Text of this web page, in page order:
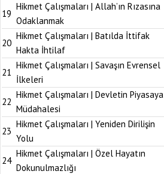
19
Hikmet Çalışmaları | Allah’ın Rızasına
Odaklanmak
20
Hikmet Çalışmaları | Batılda İttifak
Hakta İhtilaf
21
Hikmet Çalışmaları | Savaşın Evrensel
İlkeleri
22
Hikmet Çalışmaları | Devletin Piyasaya
Müdahalesi
23
Hikmet Çalışmaları | Yeniden Dirilişin
Yolu
24
Hikmet Çalışmaları | Özel Hayatın
Dokunulmazlığı